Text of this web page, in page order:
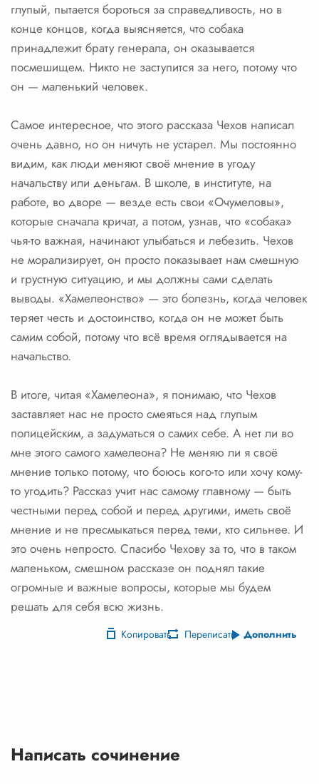
глупый, пытается бороться за справедливость, но в
конце концов, когда выясняется, что собака
принадлежит брату генерала, он оказывается
посмешищем. Никто не заступится за него, потому что
он — маленький человек.
Самое интересное, что этого рассказа Чехов написал
очень давно, но он ничуть не устарел. Мы постоянно
видим, как люди меняют своё мнение в угоду
начальству или деньгам. В школе, в институте, на
работе, во дворе — везде есть свои «Очумеловы»,
которые сначала кричат, а потом, узнав, что «собака»
чья-то важная, начинают улыбаться и лебезить. Чехов
не морализирует, он просто показывает нам смешную
и грустную ситуацию, и мы должны сами сделать
выводы. «Хамелеонство» — это болезнь, когда человек
теряет честь и достоинство, когда он не может быть
самим собой, потому что всё время оглядывается на
начальство.
В итоге, читая «Хамелеона», я понимаю, что Чехов
заставляет нас не просто смеяться над глупым
полицейским, а задуматься о самих себе. А нет ли во
мне этого самого хамелеона? Не меняю ли я своё
мнение только потому, что боюсь кого-то или хочу кому-
то угодить? Рассказ учит нас самому главному — быть
честными перед собой и перед другими, иметь своё
мнение и не пресмыкаться перед теми, кто сильнее. И
это очень непросто. Спасибо Чехову за то, что в таком
маленьком, смешном рассказе он поднял такие
огромные и важные вопросы, которые мы будем
решать для себя всю жизнь.
Копировать Переписать Дополнить
Написать сочинение